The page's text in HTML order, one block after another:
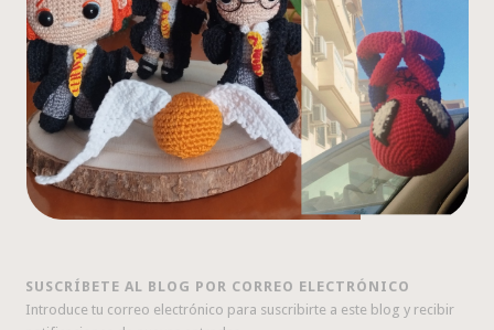
SUSCRÍBETE AL BLOG POR CORREO ELECTRÓNICO
Introduce tu correo electrónico para suscribirte a este blog y recibir